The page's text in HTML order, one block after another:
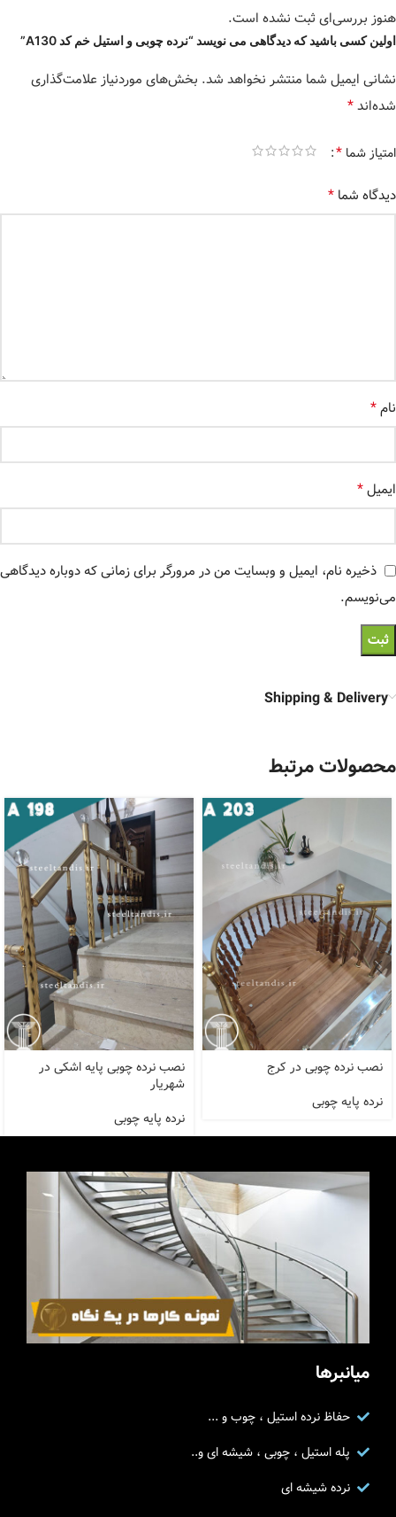
هنوز بررسی‌ای ثبت نشده است.
اولین کسی باشید که دیدگاهی می نویسد “نرده چوبی و استیل خم کد A130”
نشانی ایمیل شما منتشر نخواهد شد. بخش‌های موردنیاز علامت‌گذاری
شده‌اند*
امتیاز شما *
دیدگاه شما *
نام*
ایمیل*
ذخیره نام، ایمیل و وبسایت من در مرورگر برای زمانی که دوباره دیدگاهی
می‌نویسم.
Shipping & Delivery
محصولات مرتبط
نصب نرده چوبی در کرج
نرده پایه چوبی
نصب نرده چوبی پایه اشکی در
شهریار
نرده پایه چوبی
میانبرها
حفاظ نرده استیل ، چوب و ...
پله استیل ، چوبی ، شیشه ای و..
نرده شیشه ای